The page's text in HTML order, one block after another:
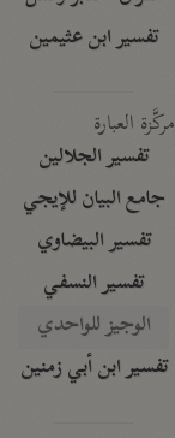
تفسير ابن عثيمين
مركَّزة العبارة
تفسير الجلالين
جامع البيان للإيجي
تفسير البيضاوي
تفسير النسفي
الوجيز للواحدي
تفسير ابن أبي زمنين